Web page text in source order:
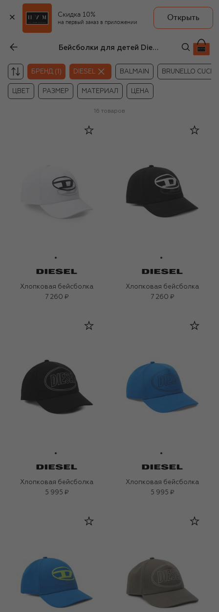
Скидка 10%
на первый заказ в приложении
Открыть
Бейсболки для детей Diesel
БРЕНД (1) DIESEL BALMAIN BRUNELLO
ЦВЕТ РАЗМЕР МАТЕРИАЛ ЦЕНА
16 товаров
Хлопковая бейсболка
7 260 ₽
Хлопковая бейсболка
7 260 ₽
Хлопковая бейсболка
5 995 ₽
Хлопковая бейсболка
5 995 ₽